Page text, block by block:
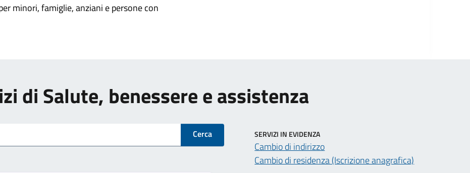
minori, famiglie, anziani e persone con
di Salute, benessere e assistenza
Cerca SERVIZI IN EVIDENZA
Cambio di indirizzo
Cambio di residenza (Iscrizione anagrafica)